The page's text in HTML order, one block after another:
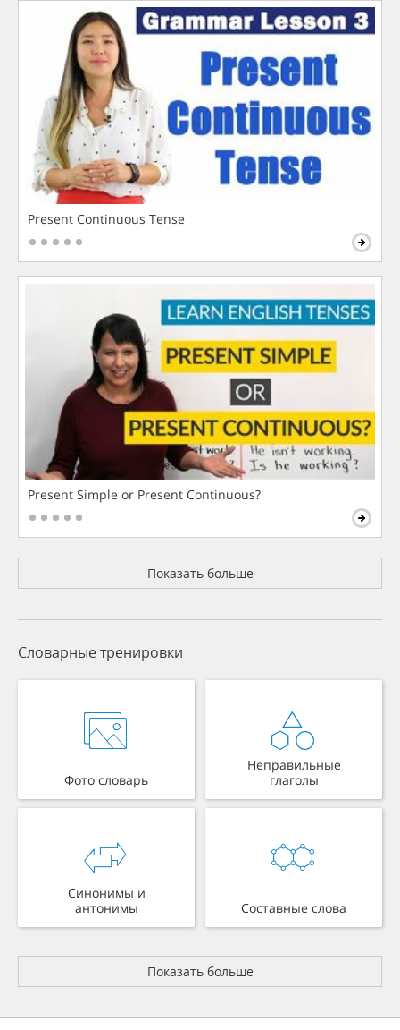
Present Continuous Tense
Present Simple or Present Continuous?
Показать больше
Словарные тренировки
Фото словарь
Неправильные
глаголы
Синонимы и
антонимы
Составные слова
Показать больше